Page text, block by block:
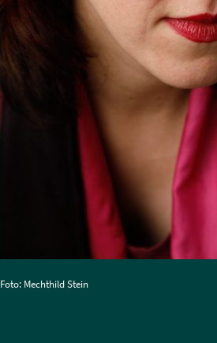
Foto: Mechthild Stein